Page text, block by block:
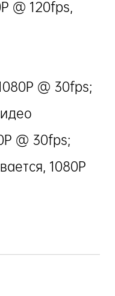
@ 120fps,
@ 30fps;
@ 30fps;
1080P